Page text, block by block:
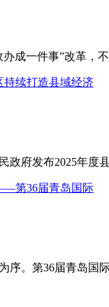
一件事”改革，不
持续打造县域经济
府发布2025年度县
第36届青岛国际
。第36届青岛国际